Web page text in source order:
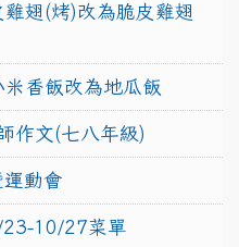
翅(烤)改為脆皮雞翅
香飯改為地瓜飯
作文(七八年級)
動會
23-10/27菜單